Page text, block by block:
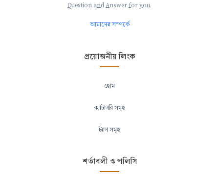
Question andAnswer foryou.
আমাদের সম্পর্কে
প্রয়োজনীয় লিংক
হোম
ক্যাটাগরি সমূহ
ট্যাগ সমূহ
শর্তাবলী ও পলিসি